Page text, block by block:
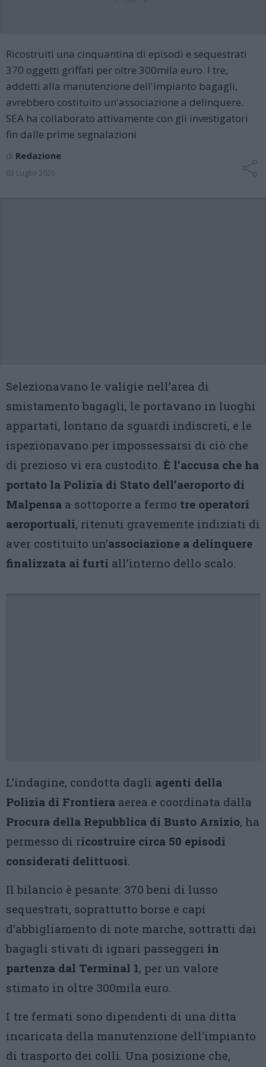
Ricostruiti una cinquantina di episodi e sequestrati
370 oggetti griffati per oltre 300mila euro. I tre,
addetti alla manutenzione dell'impianto bagagli,
avrebbero costituito un'associazione a delinquere.
SEA ha collaborato attivamente con gli investigatori
fin dalle prime segnalazioni
di Redazione
02 Luglio 2026
Selezionavano le valigie nell’area di
smistamento bagagli, le portavano in luoghi
appartati, lontano da sguardi indiscreti, e le
ispezionavano per impossessarsi di ciò che
di prezioso vi era custodito. È l’accusa che ha
portato la Polizia di Stato dell’aeroporto di
Malpensa a sottoporre a fermo tre operatori
aeroportuali, ritenuti gravemente indiziati di
aver costituito un’associazione a delinquere
finalizzata ai furti all’interno dello scalo.
L’indagine, condotta dagli agenti della
Polizia di Frontiera aerea e coordinata dalla
Procura della Repubblica di Busto Arsizio, ha
permesso di ricostruire circa 50 episodi
considerati delittuosi.
Il bilancio è pesante: 370 beni di lusso
sequestrati, soprattutto borse e capi
d’abbigliamento di note marche, sottratti dai
bagagli stivati di ignari passeggeri in
partenza dal Terminal 1, per un valore
stimato in oltre 300mila euro.
I tre fermati sono dipendenti di una ditta
incaricata della manutenzione dell’impianto
di trasporto dei colli. Una posizione che,